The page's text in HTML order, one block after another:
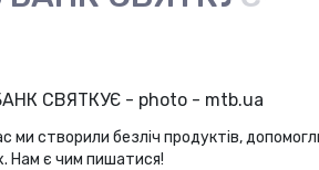
ми створили безліч продуктів,
Нам є чим пишатися!